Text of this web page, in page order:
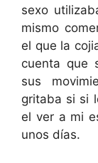
sexo
mismo
el que la
cuenta que
sus
gritaba si si
el ver a mi
unos días.